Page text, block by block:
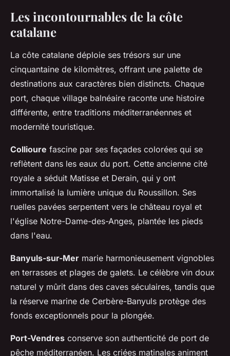
Les incontournables de la côte
catalane
La côte catalane déploie ses trésors sur une
cinquantaine de kilomètres, offrant une palette de
destinations aux caractères bien distincts. Chaque
port, chaque village balnéaire raconte une histoire
différente, entre traditions méditerranéennes et
modernité touristique.
Collioure fascine par ses façades colorées qui se
reflètent dans les eaux du port. Cette ancienne cité
royale a séduit Matisse et Derain, qui y ont
immortalisé la lumière unique du Roussillon. Ses
ruelles pavées serpentent vers le château royal et
l'église Notre-Dame-des-Anges, plantée les pieds
dans l'eau.
Banyuls-sur-Mer marie harmonieusement vignobles
en terrasses et plages de galets. Le célèbre vin doux
naturel y mûrit dans des caves séculaires, tandis que
la réserve marine de Cerbère-Banyuls protège des
fonds exceptionnels pour la plongée.
Port-Vendres conserve son authenticité de port de
pêche méditerranéen. Les criées matinales animent